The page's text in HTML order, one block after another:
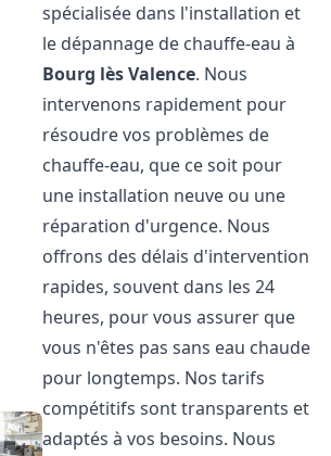
spécialisée dans l'installation et
le dépannage de chauffe-eau à
Bourg lès Valence. Nous
intervenons rapidement pour
résoudre vos problèmes de
chauffe-eau, que ce soit pour
une installation neuve ou une
réparation d'urgence. Nous
offrons des délais d'intervention
rapides, souvent dans les 24
heures, pour vous assurer que
vous n'êtes pas sans eau chaude
pour longtemps. Nos tarifs
compétitifs sont transparents et
adaptés à vos besoins. Nous